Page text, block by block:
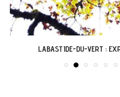
LABASTIDE-DU-VERT :